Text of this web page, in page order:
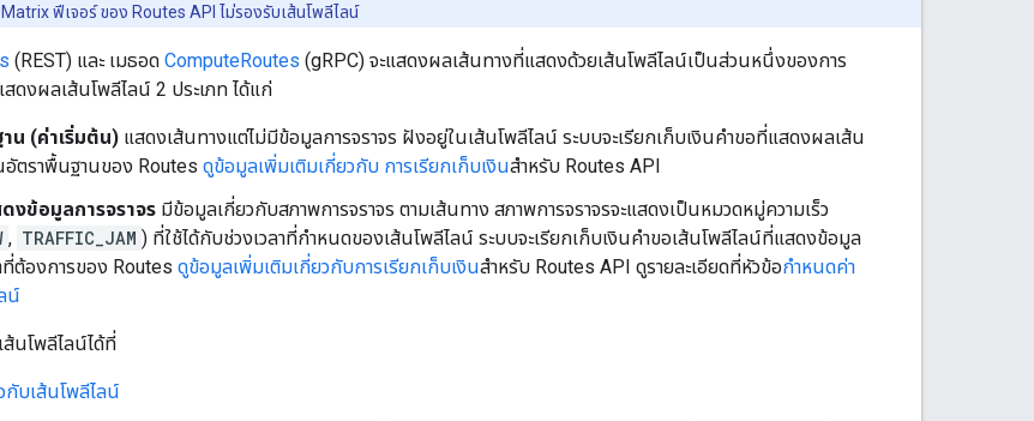
ฟีเจอร์ ของ Routes API ไม่รองรับเส้นโพลีไลน์
(REST) และ เมธอด ComputeRoutes (gRPC) จะแสดงผลเส้นทางที่แสดงด้วยเส้นโพลีไลน์เป็นส่วนหนึ่งของการ
สดงผลเส้นโพลีไลน์ 2 ประเภท ได้แก่
าน (ค่าเริ่มต้น) แสดงเส้นทางแต่ไม่มีข้อมูลการจราจร ฝังอยู่ในเส้นโพลีไลน์ ระบบจะเรียกเก็บเงินคำขอที่แสดงผลเส้น
อัตราพื้นฐานของ Routes ดูข้อมูลเพิ่มเติมเกี่ยวกับ การเรียกเก็บเงินสำหรับ Routes API
ดงข้อมูลการจราจร มีข้อมูลเกี่ยวกับสภาพการจราจร ตามเส้นทาง สภาพการจราจรจะแสดงเป็นหมวดหมู่ความเร็ว
, TRAFFIC_JAM ) ที่ใช้ได้กับช่วงเวลาที่กำหนดของเส้นโพลีไลน์ ระบบจะเรียกเก็บเงินคำขอเส้นโพลีไลน์ที่แสดงข้อมูล
ที่ต้องการของ Routes ดูข้อมูลเพิ่มเติมเกี่ยวกับการเรียกเก็บเงินสำหรับ Routes API ดูรายละเอียดที่หัวข้อกำหนดค่า
น์
ส้นโพลีไลน์ได้ที่
กับเส้นโพลีไลน์